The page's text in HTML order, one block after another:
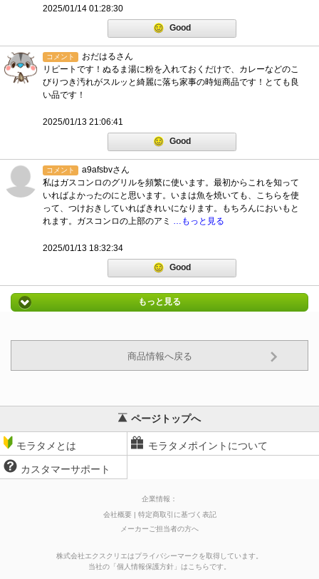
2025/01/14 01:28:30
Good
コメント
おだはるさん
リピートです！ぬるま湯に粉を入れておくだけで、カレーなどのこ
びりつき汚れがスルッと綺麗に落ち家事の時短商品です！とても良
い品です！
2025/01/13 21:06:41
Good
コメント
a9afsbvさん
私はガスコンロのグリルを頻繁に使います。最初からこれを知って
いればよかったのにと思います。いまは魚を焼いても、こちらを使
って、つけおきしていればきれいになります。もちろんにおいもと
れます。ガスコンロの上部のアミ …もっと見る
2025/01/13 18:32:34
Good
もっと見る
商品情報へ戻る
ページトップへ
モラタメとは モラタメポイントについて
カスタマーサポート
企業情報：
会社概要
特定商取引に基づく表記
メーカーご担当者の方へ
株式会社エクスクリエはプライバシーマークを取得しています。
当社の 「個人情報保護方針 」はこちらです。